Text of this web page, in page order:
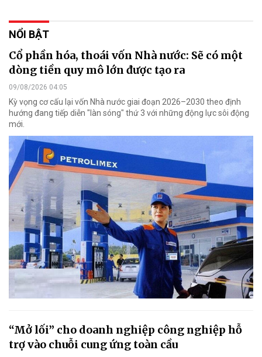
NỔI BẬT
Cổ phần hóa, thoái vốn Nhà nước: Sẽ có một
dòng tiền quy mô lớn được tạo ra
09/08/2026 04:05
Kỳ vọng cơ cấu lại vốn Nhà nước giai đoạn 2026–2030 theo định
hướng đang tiếp diễn "làn sóng" thứ 3 với những động lực sôi động
mới.
“Mở lối” cho doanh nghiệp công nghiệp hỗ
trợ vào chuỗi cung ứng toàn cầu